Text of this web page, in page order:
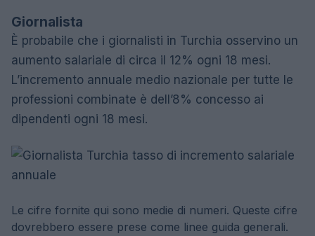
Giornalista
È probabile che i giornalisti in Turchia osservino un
aumento salariale di circa il 12% ogni 18 mesi.
L’incremento annuale medio nazionale per tutte le
professioni combinate è dell’8% concesso ai
dipendenti ogni 18 mesi.
Le cifre fornite qui sono medie di numeri. Queste cifre
dovrebbero essere prese come linee guida generali.